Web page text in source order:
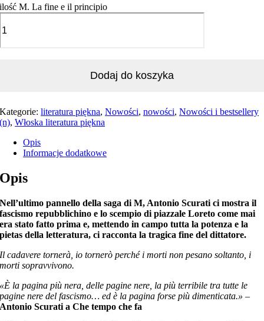
ilość M. La fine e il principio
Dodaj do koszyka
Kategorie:literatura piękna,Nowości,nowości,Nowości i bestsellery
(n),Włoska literatura piękna
Opis
Informacje dodatkowe
Opis
Nell’ultimo pannello della saga di M, Antonio Scurati ci mostra il
fascismo repubblichino e lo scempio di piazzale Loreto come mai
era stato fatto prima e, mettendo in campo tutta la potenza e la
pietas della letteratura, ci racconta la tragica fine del dittatore.
Il cadavere tornerà, io tornerò perché i morti non pesano soltanto, i
morti sopravvivono.
«È la pagina più nera, delle pagine nere, la più terribile tra tutte le
pagine nere del fascismo… ed è la pagina forse più dimenticata.» –
Antonio Scurati a Che tempo che fa